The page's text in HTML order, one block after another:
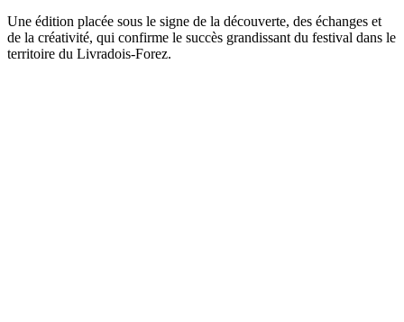
Une édition placée sous le signe de la découverte, des échanges et
de la créativité, qui confirme le succès grandissant du festival dans le
territoire du Livradois-Forez.